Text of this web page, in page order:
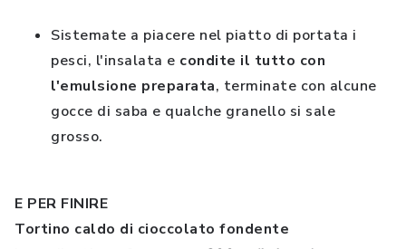
Sistemate a piacere nel piatto di portata i
pesci, l'insalata e condite il tutto con
l'emulsione preparata, terminate con alcune
gocce di saba e qualche granello si sale
grosso.
E PER FINIRE
Tortino caldo di cioccolato fondente